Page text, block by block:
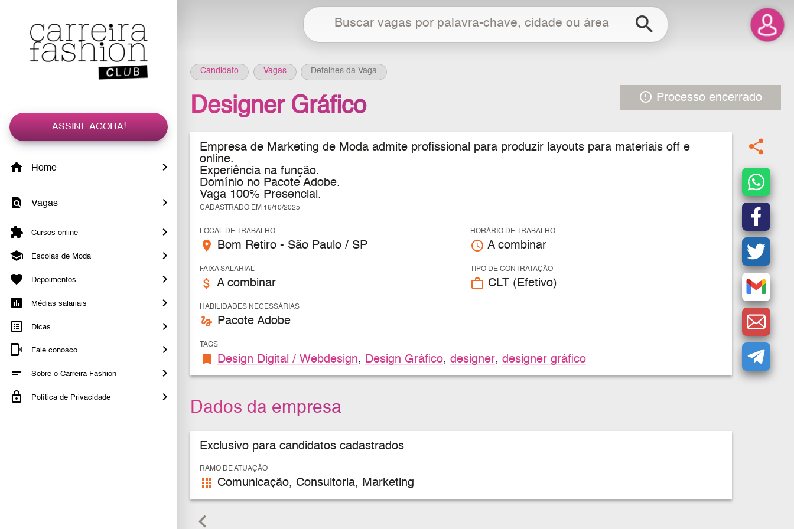
ASSINE AGORA!
Home
Vagas
Cursos online
Escolas de Moda
Depoimentos
Médias salariais
Dicas
Fale conosco
Sobre o Carreira Fashion
Política de Privacidade
search
Candidato Vagas Detalhes da Vaga
error_outline Processo encerrado
Designer Gráfico
Empresa de Marketing de Moda admite profissional para produzir layouts para materiais off e
online.
Experiência na função.
Domínio no Pacote Adobe.
Vaga 100% Presencial.
CADASTRADO EM 16/10/2025
LOCAL DE TRABALHO
place Bom Retiro - São Paulo / SP
HORÁRIO DE TRABALHO
access_time A combinar
FAIXA SALARIAL
attach_money A combinar
TIPO DE CONTRATAÇÃO
work_outline CLT (Efetivo)
HABILIDADES NECESSÁRIAS
gesture Pacote Adobe
TAGS
bookmark Design Digital / Webdesign, Design Gráfico, designer, designer gráfico
Dados da empresa
Exclusivo para candidatos cadastrados
RAMO DE ATUAÇÃO
apps Comunicação, Consultoria, Marketing
keyboard_arrow_left
share